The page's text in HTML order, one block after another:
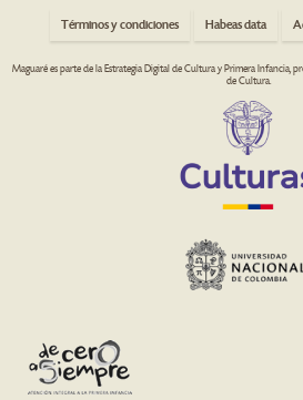
Términos y condiciones Habeas data
Maguaré es parte de la Estrategia Digital de Cultura y Primera Infancia,
de Cultura.